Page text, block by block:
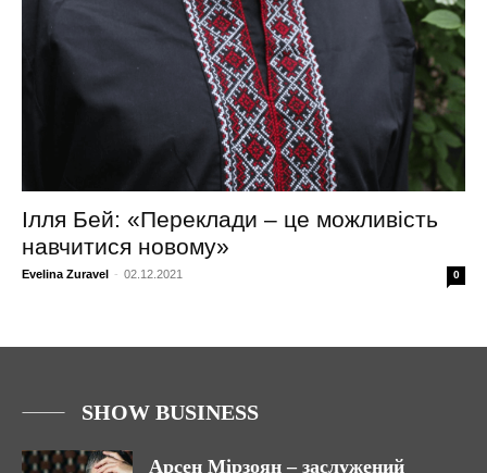
Ілля Бей: «Переклади – це можливість
навчитися новому»
Evelina Zuravel - 02.12.2021 0
SHOW BUSINESS
Арсен Мірзоян – заслужений